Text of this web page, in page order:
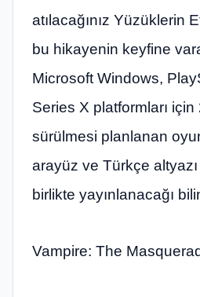
atılacağınız Yüzüklerin
bu hikayenin keyfine
Microsoft Windows,
Series X platformları
sürülmesi planlanan
arayüz ve Türkçe
birlikte yayınlanacağı
Vampire: The